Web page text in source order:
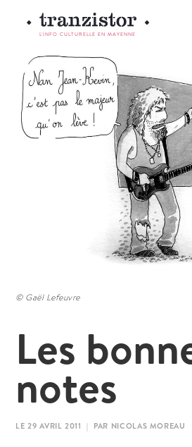
L'INFO CULTURELLE EN MAYENNE
© Gaël Lefeuvre
Les
notes
LE 29 AVRIL 2011 | PAR NICOLAS MOREAU